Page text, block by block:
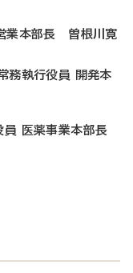
業本部長 曽根川寛
務執行役員 開発本
員 医薬事業本部長